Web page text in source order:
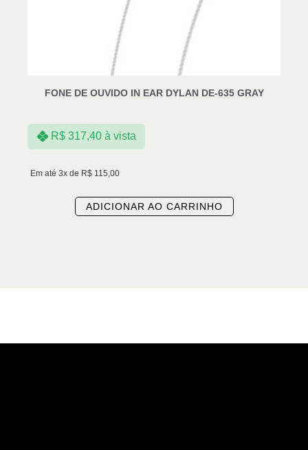
FONE DE OUVIDO IN EAR DYLAN DE-635 GRAY
Em até 3x de R$ 115,00
R$317,40 à vista
ADICIONAR AO CARRINHO